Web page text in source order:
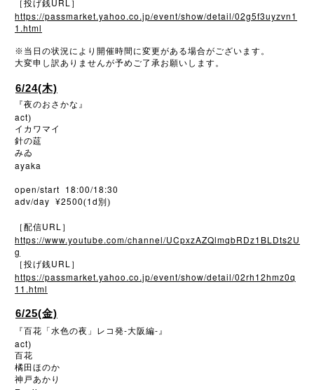
［投げ銭URL ］
https://passmarket.yahoo.co.jp/event/show/detail/02g5f3uyzvn1
1.html
※ 当日の状況により開催時間に変更がある場合がございます。
大変申し訳ありませんが予めご了承お願いします。
6/24(木)
『夜のおさかな』
act)
イカワマイ
針の莚
みゐ
ayaka
open/start 18:00/18:30
adv/day ¥2500(1d 別)
［配信URL ］
https://www.youtube.com/channel/UCpxzAZQlmqbRDz1BLDts2U
g
［投げ銭URL ］
https://passmarket.yahoo.co.jp/event/show/detail/02rh12hmz0q
11.html
6/25(金)
『百花「水色の夜」レコ発-大阪編-』
act)
百花
橘田ほのか
神戸あかり